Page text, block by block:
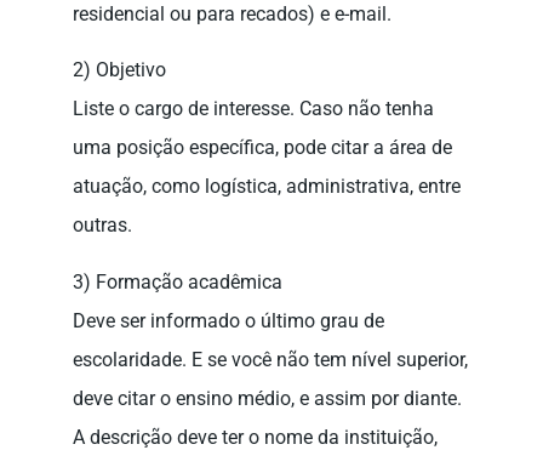
residencial ou para recados) e e-mail.
2) Objetivo
Liste o cargo de interesse. Caso não tenha
uma posição específica, pode citar a área de
atuação, como logística, administrativa, entre
outras.
3) Formação acadêmica
Deve ser informado o último grau de
escolaridade. E se você não tem nível superior,
deve citar o ensino médio, e assim por diante.
A descrição deve ter o nome da instituição,